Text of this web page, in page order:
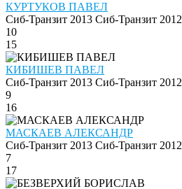
КУРТУКОВ ПАВЕЛ
Сиб-Транзит 2013 Сиб-Транзит 2012
10
15
КИБИШЕВ ПАВЕЛ
Сиб-Транзит 2013 Сиб-Транзит 2012
9
16
МАСКАЕВ АЛЕКСАНДР
Сиб-Транзит 2013 Сиб-Транзит 2012
7
17